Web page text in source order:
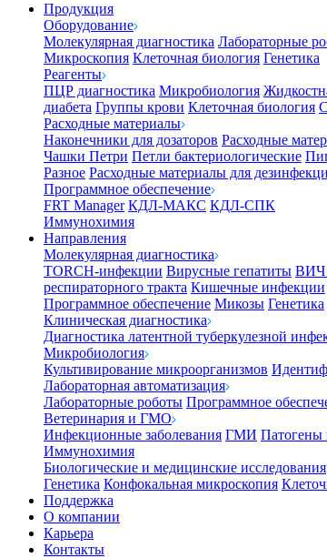
Продукция
Оборудование
Молекулярная диагностика Лабораторные
Микроскопия Клеточная биология Генетика
Реагенты
ПЦР диагностика Микробиология
диабета Группы крови Клеточная биология
Расходные материалы
Наконечники для дозаторов Расходные
Чашки Петри Петли бактериологические
Разное Расходные материалы для
Программное обеспечение
FRT Manager КДЛ-МАКС КДЛ-СПК
Иммунохимия
Направления
Молекулярная диагностика
TORCH-инфекции Вирусные гепатиты ВИЧ
респираторного тракта Кишечные инфекции
Программное обеспечение Микозы Генетика
Клиническая диагностика
Диагностика латентной туберкулезной
Микробиология
Культивирование микроорганизмов
Лабораторная автоматизация
Лабораторные роботы Программное
Ветеринария и ГМО
Инфекционные заболевания ГМИ Патогены
Иммунохимия
Биологические и медицинские исследования
Генетика Конфокальная микроскопия
Поддержка
О компании
Карьера
Контакты